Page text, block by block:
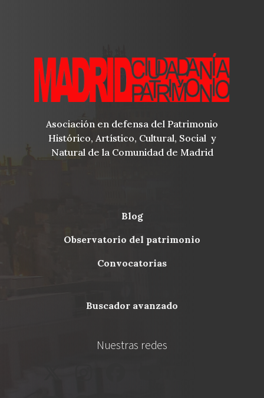
Asociación en defensa del Patrimonio
Histórico, Artístico, Cultural, Social y
Natural de la Comunidad de Madrid
Menu
blog
observatorio del patrimonio
convocatorias
buscador avanzado
Nuestras redes